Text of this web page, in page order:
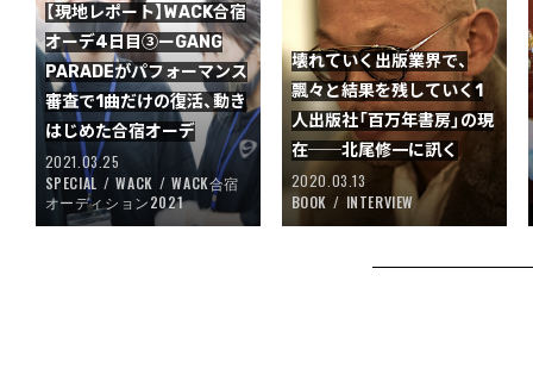
【現地レポート】WACK合宿
オーデ4日目③ーGANG
PARADEがパフォーマンス
審査で1曲だけの復活、動き
はじめた合宿オーデ
2021.03.25
SPECIAL
WACK
WACK合宿
オーディション2021
壊れていく出版業界で、
飄々と結果を残していく1
人出版社「百万年書房」の現
在──北尾修一に訊く
2020.03.13
BOOK
INTERVIEW